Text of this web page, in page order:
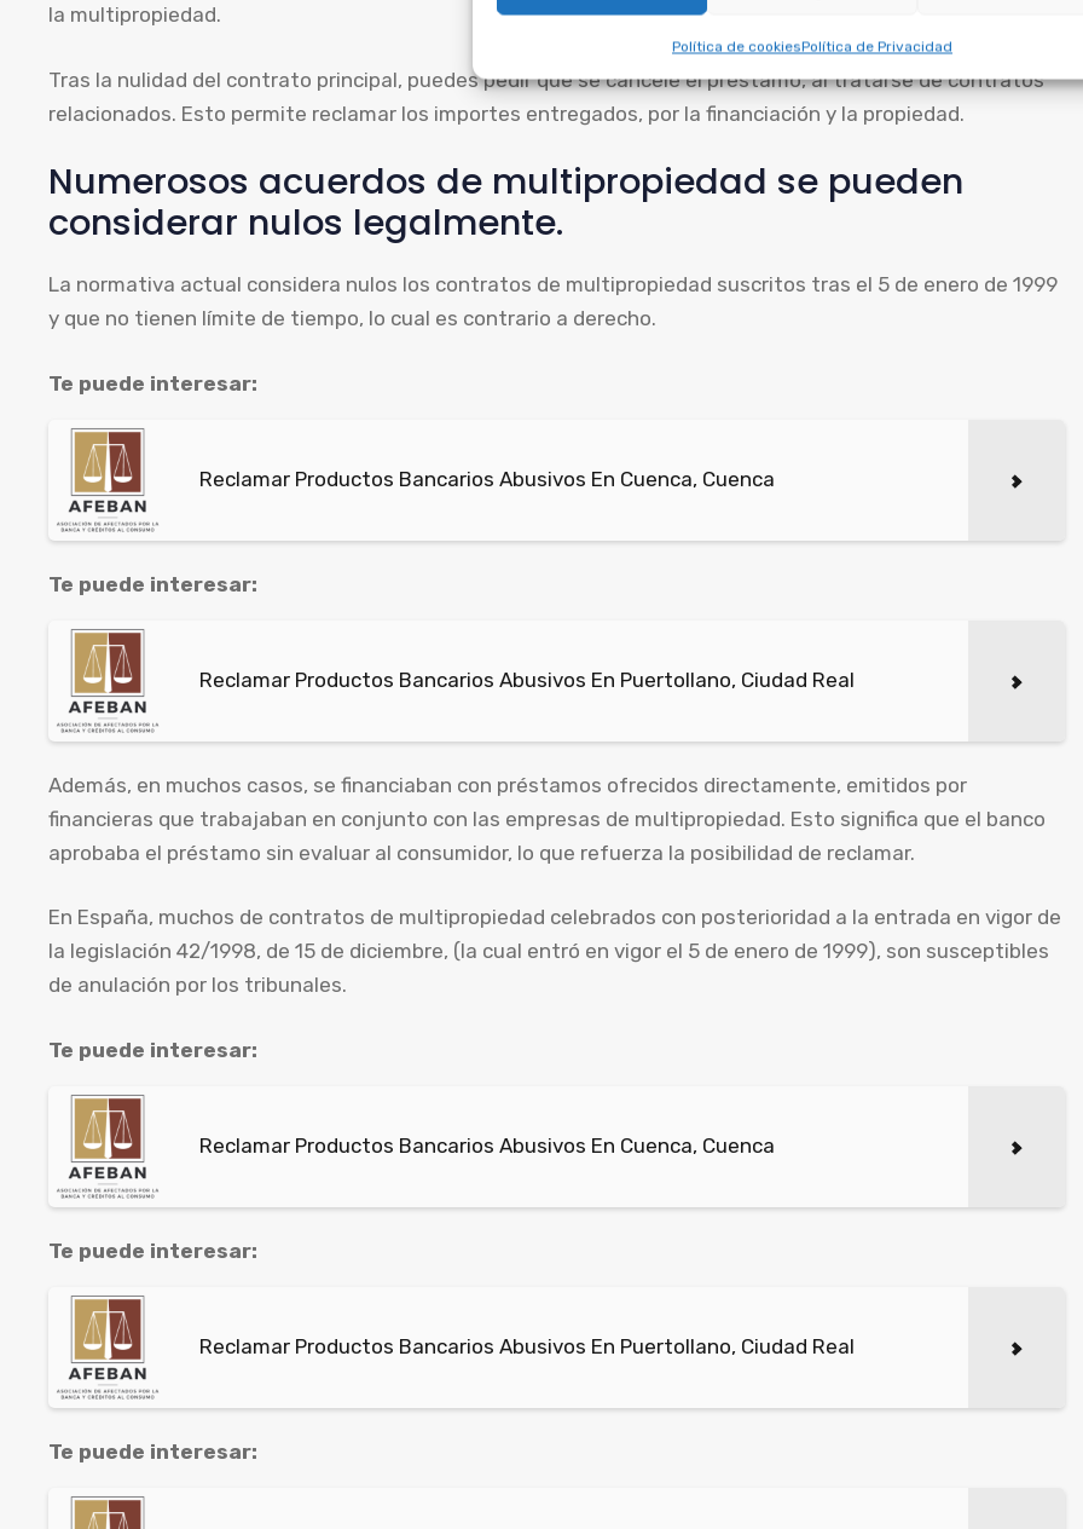
Política de cookiesPolítica de Privacidad
la multipropiedad.
Tras la nulidad del contrato principal, puedes pedir que se cancele el préstamo, al tratarse de contratos
relacionados. Esto permite reclamar los importes entregados, por la financiación y la propiedad.
Numerosos acuerdos de multipropiedad se pueden
considerar nulos legalmente.
La normativa actual considera nulos los contratos de multipropiedad suscritos tras el 5 de enero de 1999
y que no tienen límite de tiempo, lo cual es contrario a derecho.
Te puede interesar:
Reclamar Productos Bancarios Abusivos En Cuenca, Cuenca
Te puede interesar:
Reclamar Productos Bancarios Abusivos En Puertollano, Ciudad Real
Además, en muchos casos, se financiaban con préstamos ofrecidos directamente, emitidos por
financieras que trabajaban en conjunto con las empresas de multipropiedad. Esto significa que el banco
aprobaba el préstamo sin evaluar al consumidor, lo que refuerza la posibilidad de reclamar.
En España, muchos de contratos de multipropiedad celebrados con posterioridad a la entrada en vigor de
la legislación 42/1998, de 15 de diciembre, (la cual entró en vigor el 5 de enero de 1999), son susceptibles
de anulación por los tribunales.
Te puede interesar:
Reclamar Productos Bancarios Abusivos En Cuenca, Cuenca
Te puede interesar:
Reclamar Productos Bancarios Abusivos En Puertollano, Ciudad Real
Te puede interesar: